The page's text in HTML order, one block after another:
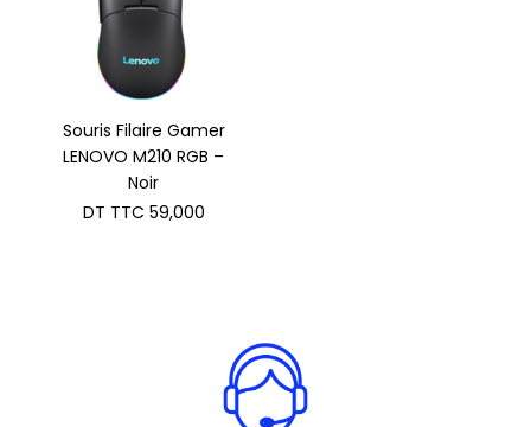
Souris Filaire Gamer
LENOVO M210 RGB –
Noir
DT TTC 59,000